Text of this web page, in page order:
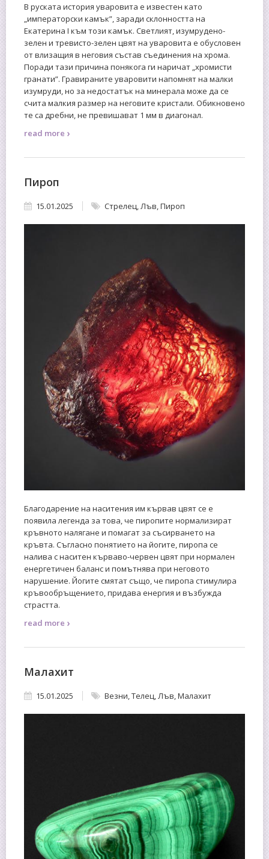
В руската история уваровита е известен като
„императорски камък”, заради склонността на
Екатерина І към този камък. Светлият, изумрудено-
зелен и тревисто-зелен цвят на уваровита е обусловен
от влизащия в неговия състав съединения на хрома.
Поради тази причина понякога ги наричат „хромисти
гранати”. Гравираните уваровити напомнят на малки
изумруди, но за недостатък на минерала може да се
счита малкия размер на неговите кристали. Обикновено
те са дребни, не превишават 1 мм в диагонал.
read more ›
Пироп
15.01.2025 Стрелец,Лъв,Пироп
Благодарение на наситения им кървав цвят се е
появила легенда за това, че пиропите нормализират
кръвното налягане и помагат за съсирването на
кръвта. Съгласно понятието на йогите, пиропа се
налива с наситен кърваво-червен цвят при нормален
енергетичен баланс и помътнява при неговото
нарушение. Йогите смятат също, че пиропа стимулира
кръвообръщението, придава енергия и възбужда
страстта.
read more ›
Малахит
15.01.2025 Везни ,Телец Лъв ,Малахит